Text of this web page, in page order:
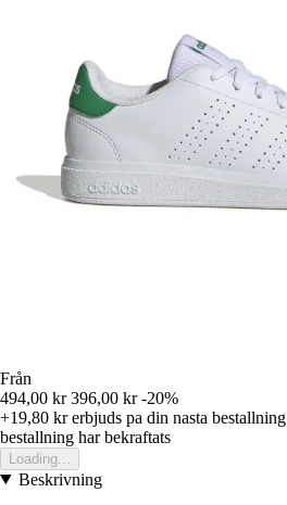
Från
494,00 kr 396,00 kr -20%
+19,80 krerbjuds pa din nasta bestallning
bestallning har bekraftats
Loading...
Beskrivning